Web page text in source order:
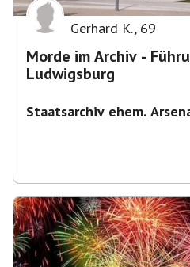
Gerhard K., 69
Morde im Archiv -
Ludwigsburg
Staatsarchiv ehem.